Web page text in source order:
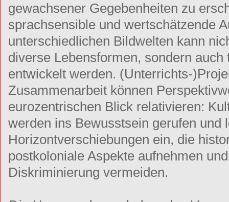
gewachsener Gegebenheiten zu
sprachsensible und wertschätzende
unterschiedlichen Bildwelten kann
diverse Lebensformen, sondern
entwickelt werden. (Unterrichts-
Zusammenarbeit können
eurozentrischen Blick relativieren:
werden ins Bewusstsein gerufen und
Horizontverschiebungen ein, die
postkoloniale Aspekte aufnehmen
Diskriminierung vermeiden.